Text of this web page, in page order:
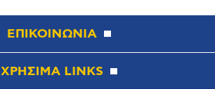
ΕΠΙΚΟΙΝΩΝΙΑ
ΧΡΗΣΙΜΑ LINKS